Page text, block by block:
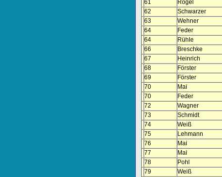
61
Rogel
62
Schwarzer
63
Wehner
64
Feder
64
Rühle
66
Breschke
67
Heinrich
68
Förster
69
Förster
70
Mai
70
Feder
72
Wagner
73
Schmidt
74
Weiß
75
Lehmann
76
Mai
77
Mai
78
Pohl
79
Weiß